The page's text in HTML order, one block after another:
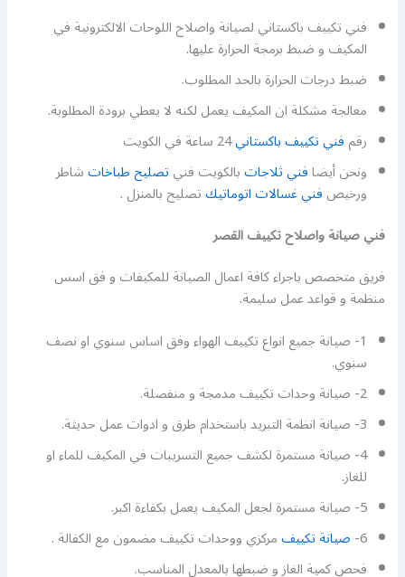
فني تكييف باكستاني لصيانة واصلاح اللوحات الالكترونية في
المكيف و ضبط برمجة الحرارة عليها.
ضبط درجات الحرارة بالحد المطلوب.
معالجة مشكلة ان المكيف يعمل لكنه لا يعطي برودة المطلوبة.
رقمفني تكييف باكستاني24 ساعة في الكويت
ونحن أيضافني ثلاجاتبالكويت فنيتصليح طباخاتشاطر
ورخيصفني غسالات اتوماتيكتصليح بالمنزل .
فني صيانة واصلاح تكييف القصر
فريق متخصص باجراء كافة اعمال الصيانة للمكيفات و فق اسس
منظمة و قواعد عمل سليمة.
1- صيانة جميع انواع تكييف الهواء وفق اساس سنوي او نصف
سنوي.
2- صيانة وحدات تكييف مدمجة و منفصلة.
3- صيانة انظمة التبريد باستخدام طرق و ادوات عمل حديثة.
4- صيانة مستمرة لكشف جميع التسريبات في المكيف للماء او
للغاز.
5- صيانة مستمرة لجعل المكيف يعمل بكفاءة اكبر.
6- صيانة تكييفمركزي ووحدات تكييف مضمون مع الكفالة .
فحص كمية الغاز و ضبطها بالمعدل المناسب.